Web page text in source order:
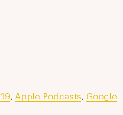
,Apple Podcasts, Google